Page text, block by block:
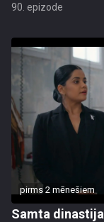
90. epizode
pirms 2 mēnešiem
Samta dinastija